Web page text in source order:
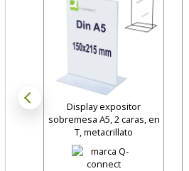
Display expositor
sobremesa A5, 2 caras, en
T, metacrillato